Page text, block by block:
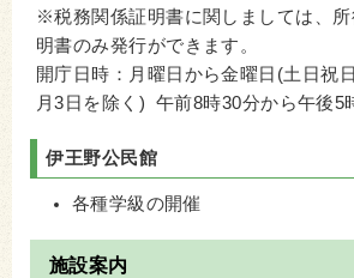
※税務関係証明書に関しましては、
明書のみ発行ができます。
開庁日時：月曜日から金曜日(土日祝
月3日を除く) 午前8時30分から午後5
伊王野公民館
各種学級の開催
施設案内